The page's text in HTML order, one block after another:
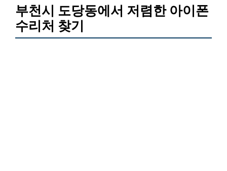
부천시 도당동에서 저렴한 아이폰
수리처 찾기